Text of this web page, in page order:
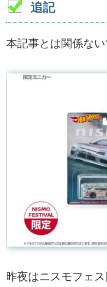
追記
本記事とは関係ない
昨夜はニスモフェ